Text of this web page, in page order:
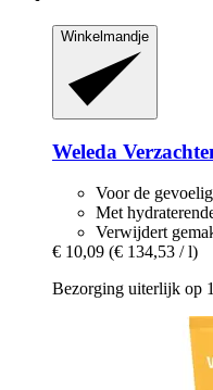
Winkelmandje
Weleda
Voor de
Met
Verwijdert
€ 10,09 (€ 134,53 / l)
Bezorging uiterlijk op